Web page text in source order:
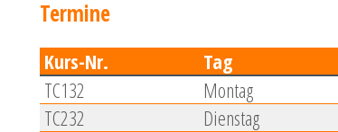
Termine
Kurs-Nr. Tag
TC132
Montag
TC232
Dienstag